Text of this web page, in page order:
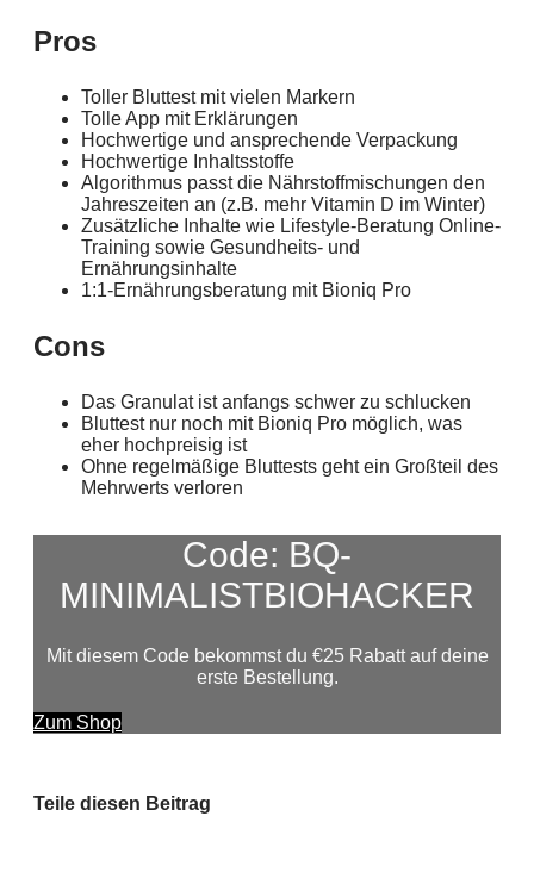
Pros
Toller Bluttest mit vielen Markern
Tolle App mit Erklärungen
Hochwertige und ansprechende Verpackung
Hochwertige Inhaltsstoffe
Algorithmus passt die Nährstoffmischungen den
Jahreszeiten an (z.B. mehr Vitamin D im Winter)
Zusätzliche Inhalte wie Lifestyle-Beratung Online-
Training sowie Gesundheits- und
Ernährungsinhalte
1:1-Ernährungsberatung mit Bioniq Pro
Cons
Das Granulat ist anfangs schwer zu schlucken
Bluttest nur noch mit Bioniq Pro möglich, was
eher hochpreisig ist
Ohne regelmäßige Bluttests geht ein Großteil des
Mehrwerts verloren
Code: BQ-
MINIMALISTBIOHACKER
Mit diesem Code bekommst du €25 Rabatt auf deine
erste Bestellung.
Zum Shop
Teile diesen Beitrag